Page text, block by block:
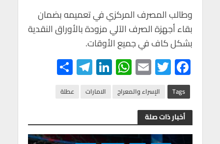
وطالب المصرف المركزي في تعميمه بضمان
بقاء أجهزة الصرف الآلي مزودة بالأوراق النقدية
بشكل كاف في جميع الأوقات.
F
ac
e
b
o
T
wi
tt
er
E
m
ail
W
h
at
A
Li
n
ke
n
Te
le
gr
m
Tags الإسراء والمعراج الامارات عطلة
أخبار ذات صلة